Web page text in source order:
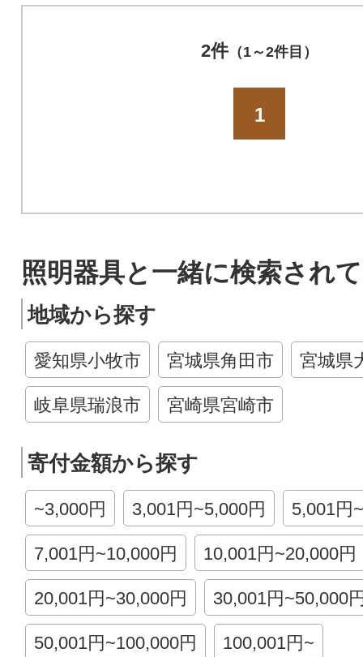
2件（1～2件目）
1
照明器具と一緒に検索され
地域から探す
愛知県小牧市 宮城県角田市 宮城県
岐阜県瑞浪市 宮崎県宮崎市
寄付金額から探す
~3,000円 3,001円~5,000円 5,001円
7,001円~10,000円 10,001円~20,000円
20,001円~30,000円 30,001円~50,000
50,001円~100,000円 100,001円~